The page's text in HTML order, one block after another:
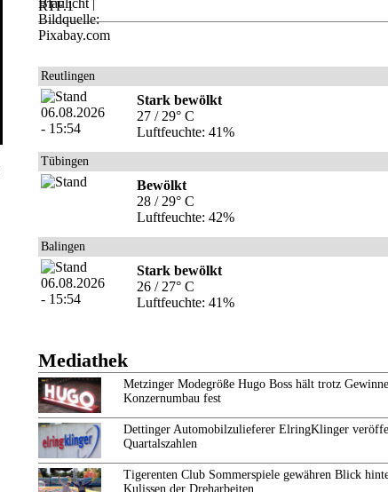
Reutlingen
Stark bewölkt
27 / 29° C
Luftfeuchte: 41%
Tübingen
Bewölkt
28 / 29° C
Luftfeuchte: 42%
Balingen
Stark bewölkt
26 / 27° C
Luftfeuchte: 41%
Mediathek
Metzinger Modegröße Hugo Boss hält trotz
Konzernumbau fest
Dettinger Automobilzulieferer ElringKlinger
Quartalszahlen
Tigerenten Club Sommerspiele gewähren Blick
Kulissen der Dreharbeiten